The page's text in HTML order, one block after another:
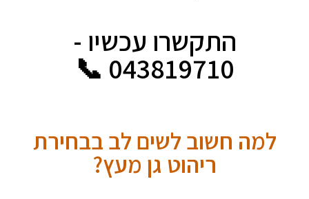
התקשרו עכשיו -
043819710 📞
למה חשוב לשים לב בבחירת
ריהוט גן מעץ?